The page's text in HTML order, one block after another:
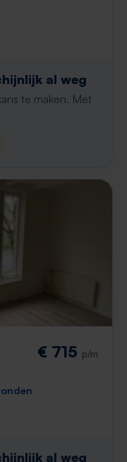
al weg
te maken. Met
€ 715 p/m
al weg